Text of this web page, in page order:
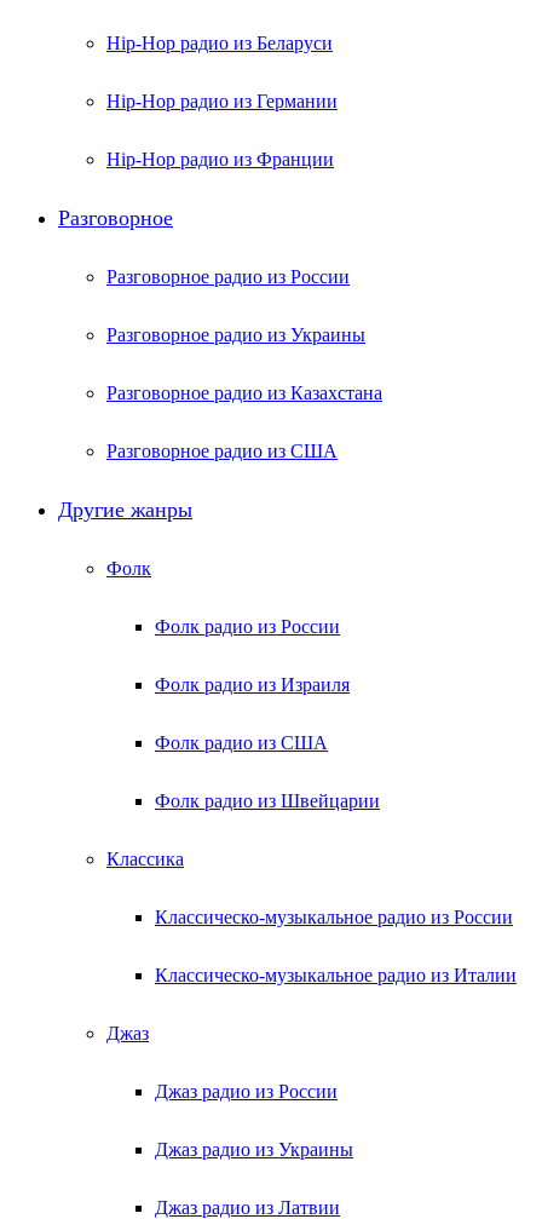
Hip-Hop радио из Беларуси
Hip-Hop радио из Германии
Hip-Hop радио из Франции
Разговорное
Разговорное радио из России
Разговорное радио из Украины
Разговорное радио из Казахстана
Разговорное радио из США
Другие жанры
Фолк
Фолк радио из России
Фолк радио из Израиля
Фолк радио из США
Фолк радио из Швейцарии
Классика
Классическо-музыкальное радио из России
Классическо-музыкальное радио из Италии
Джаз
Джаз радио из России
Джаз радио из Украины
Джаз радио из Латвии